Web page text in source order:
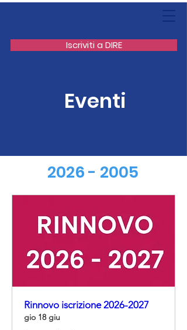
Iscriviti a DIRE
Eventi
2026 - 2005
Rinnovo iscrizione 2026-2027
gio 18 giu